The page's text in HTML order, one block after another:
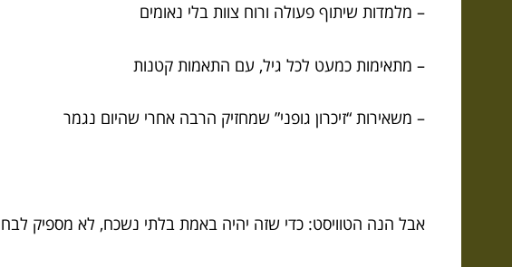
– מלמדות שיתוף פעולה ורוח צוות בלי נאומים
– מתאימות כמעט לכל גיל, עם התאמות קטנות
– משאירות “זיכרון גופני” שמחזיק הרבה אחרי שהיום נגמר
אבל הנה הטוויסט: כדי שזה יהיה באמת בלתי נשכח, לא מספיק